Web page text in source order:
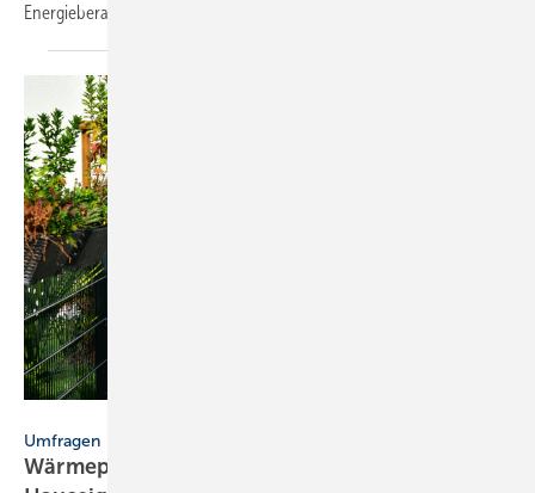
Energieberatung. Darum gehts in der aktuellen
Umfragen
Wärmepumpen: Hohe Nachfrage bei